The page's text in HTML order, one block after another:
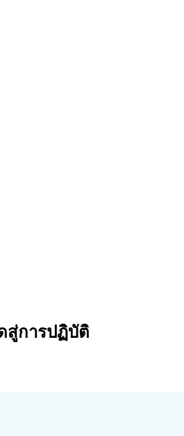
สู่การปฏิบัติ